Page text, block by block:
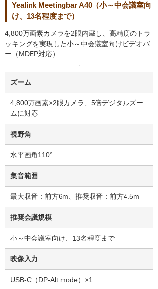
Yealink Meetingbar A40（小～中会議室向
け、13名程度まで）
4,800万画素カメラを2眼内蔵し、高精度のトラ
ッキングを実現した小～中会議室向けビデオバ
ー（MDEP対応）
ズーム
4,800万画素×2眼カメラ、5倍デジタルズー
ムに対応
視野角
水平画角110°
集音範囲
最大収音：前方6m、推奨収音：前方4.5m
推奨会議規模
小～中会議室向け、13名程度まで
映像入力
USB-C（DP-Alt mode）×1